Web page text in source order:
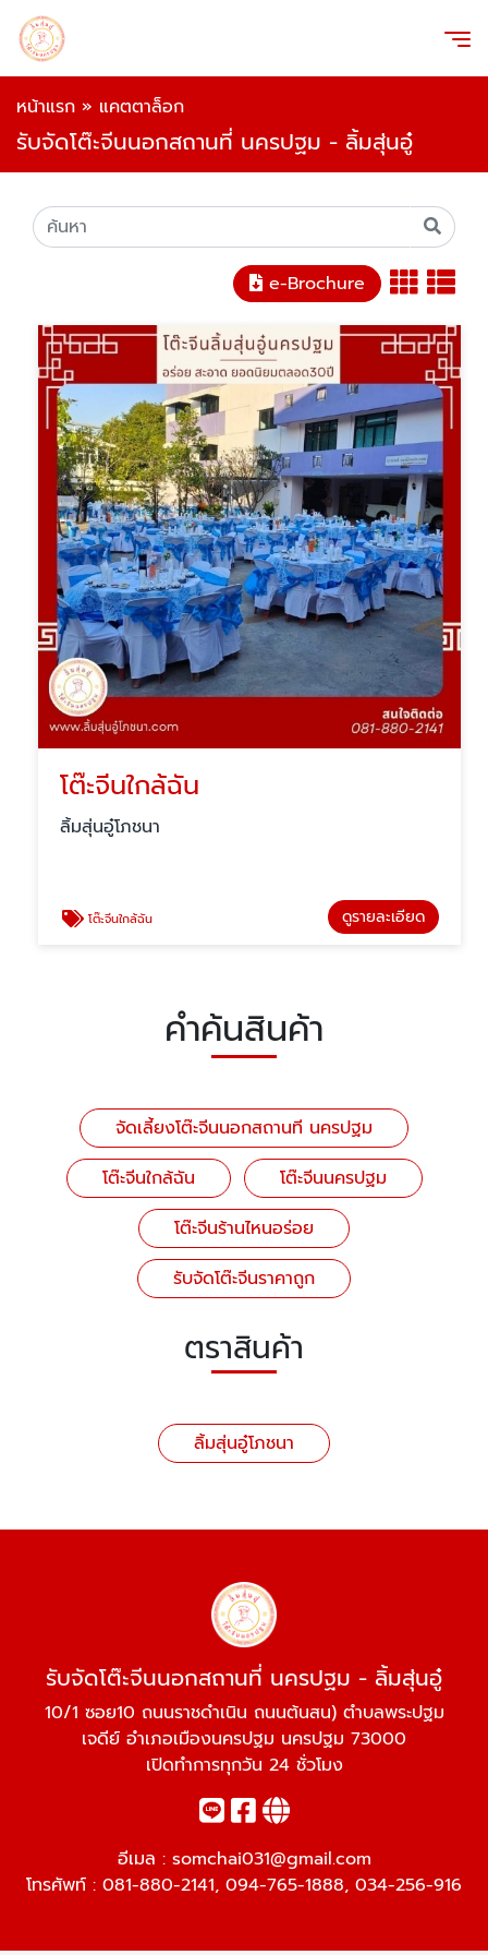
หน้าแรก » แคตตาล็อก
รับจัดโต๊ะจีนนอกสถานที่ นครปฐม - ลิ้มสุ่นอู๋
e-Brochure
โต๊ะจีนใกล้ฉัน
ลิ้มสุ่นอู๋โภชนา
โต๊ะจีนใกล้ฉัน ดูรายละเอียด
คำค้นสินค้า
จัดเลี้ยงโต๊ะจีนนอกสถานที นครปฐม
โต๊ะจีนใกล้ฉัน
โต๊ะจีนนครปฐม
โต๊ะจีนร้านไหนอร่อย
รับจัดโต๊ะจีนราคาถูก
ตราสินค้า
ลิ้มสุ่นอู๋โภชนา
รับจัดโต๊ะจีนนอกสถานที่ นครปฐม - ลิ้มสุ่นอู๋
10/1 ซอย10 ถนนราชดำเนิน ถนนต้นสน) ตำบลพระปฐม
เจดีย์ อำเภอเมืองนครปฐม นครปฐม 73000
เปิดทำการทุกวัน 24 ชั่วโมง
อีเมล : somchai031@gmail.com
โทรศัพท์ : 081-880-2141, 094-765-1888, 034-256-916